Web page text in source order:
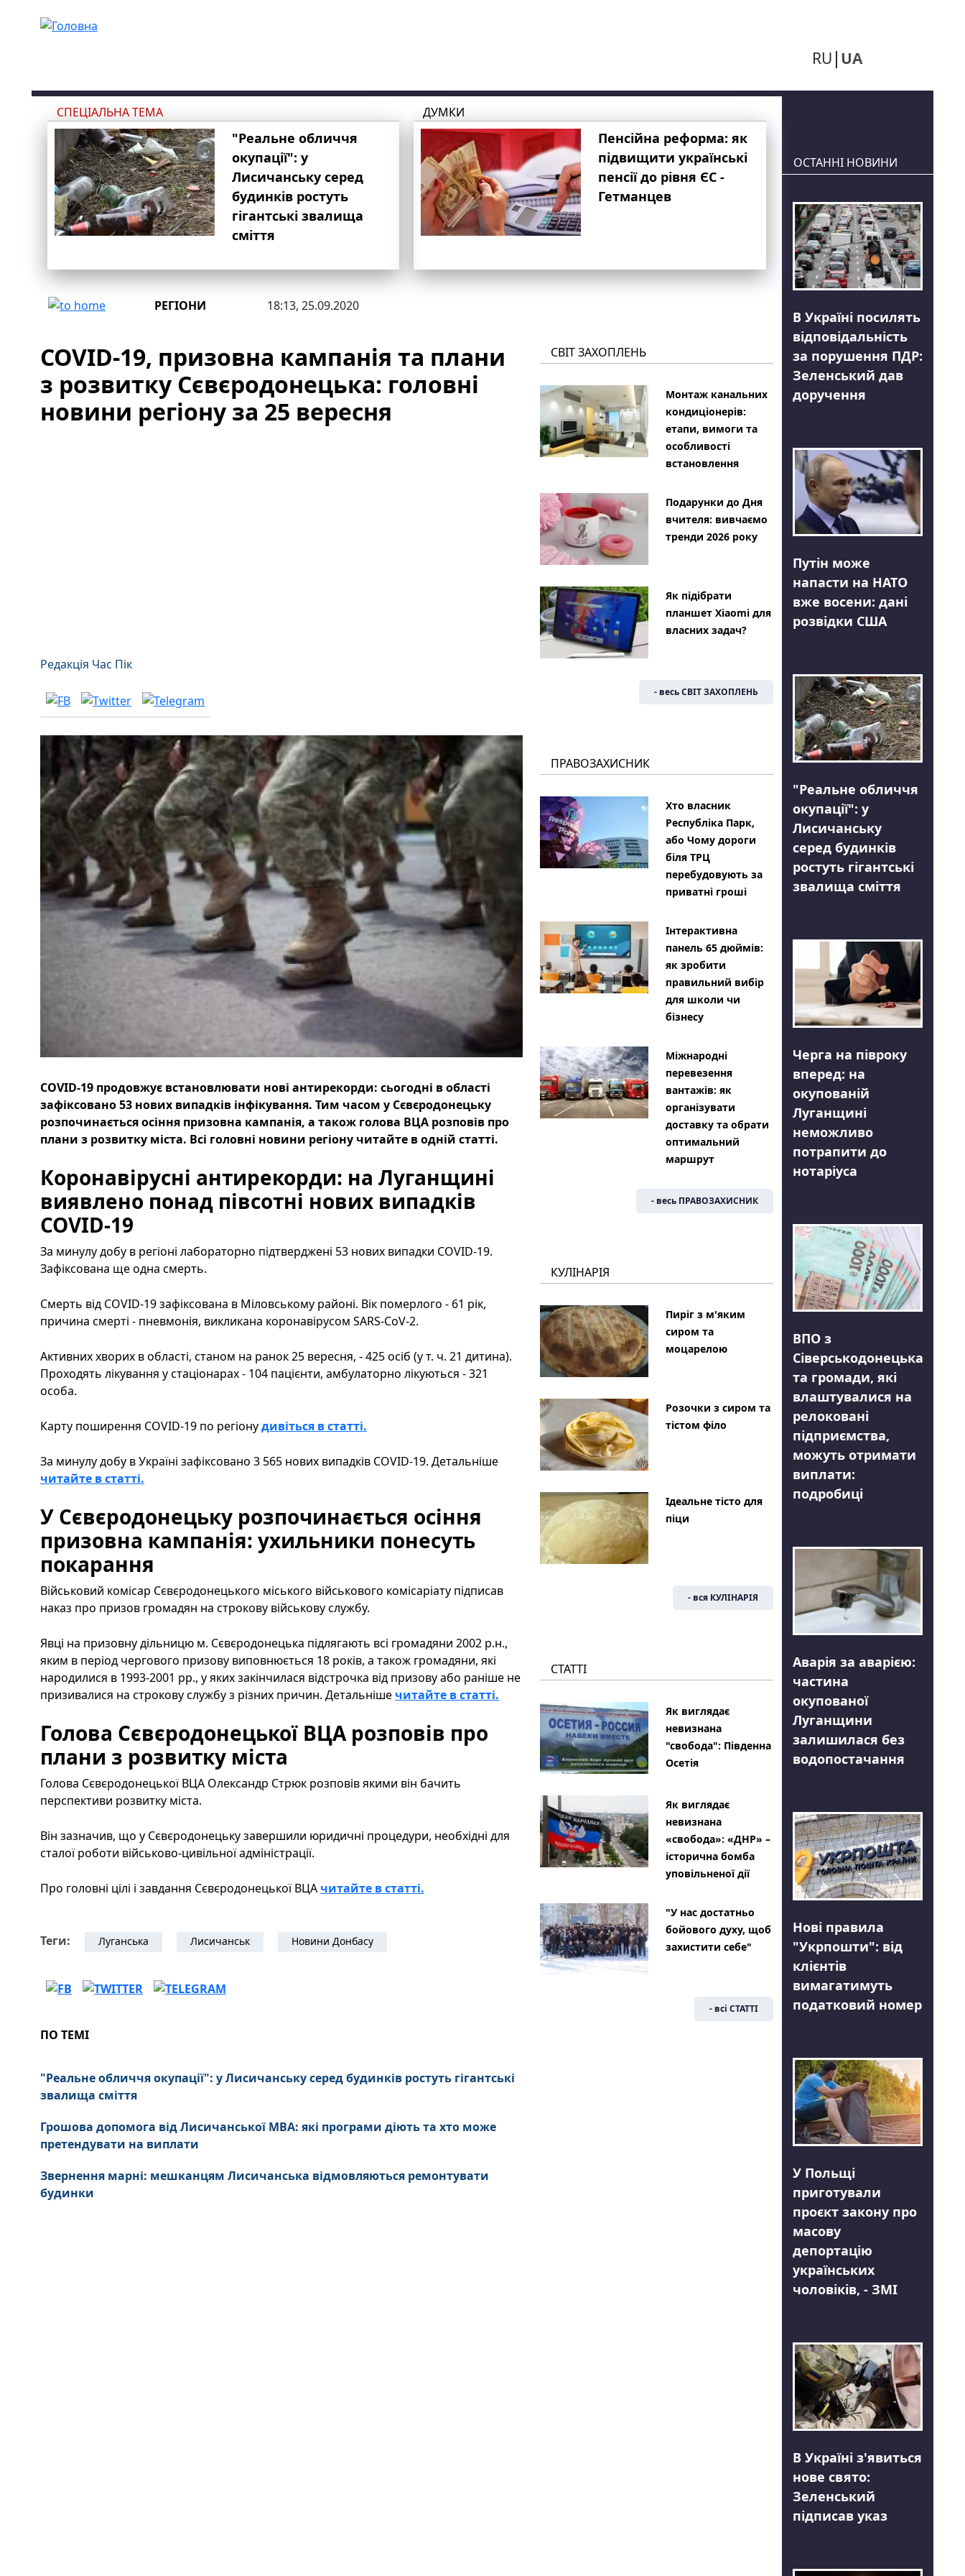
RU UA
СПЕЦІАЛЬНА ТЕМА
"Реальне обличчя
окупації": у
Лисичанську серед
будинків ростуть
гігантські звалища
сміття
ДУМКИ
Пенсійна реформа: як
підвищити українські
пенсії до рівня ЄС -
Гетманцев
РЕГІОНИ 18:13, 25.09.2020
COVID-19, призовна кампанія та плани
з розвитку Сєвєродонецька: головні
новини регіону за 25 вересня
Редакція Час Пік
COVID-19 продовжує встановлювати нові антирекорди: сьогодні в області
зафіксовано 53 нових випадків інфікування. Тим часом у Сєвєродонецьку
розпочинається осіння призовна кампанія, а також голова ВЦА розповів про
плани з розвитку міста. Всі головні новини регіону читайте в одній статті.
Коронавірусні антирекорди: на Луганщині
виявлено понад півсотні нових випадків
COVID-19
За минулу добу в регіоні лабораторно підтверджені 53 нових випадки COVID-19.
Зафіксована ще одна смерть.
Смерть від COVID-19 зафіксована в Міловському районі. Вік померлого - 61 рік,
причина смерті - пневмонія, викликана коронавірусом SARS-CoV-2.
Активних хворих в області, станом на ранок 25 вересня, - 425 осіб (у т. ч. 21 дитина).
Проходять лікування у стаціонарах - 104 пацієнти, амбулаторно лікуються - 321
особа.
Карту поширення COVID-19 по регіонудивіться в статті.
За минулу добу в Україні зафіксовано 3 565 нових випадків COVID-19. Детальніше
читайте в статті.
У Сєвєродонецьку розпочинається осіння
призовна кампанія: ухильники понесуть
покарання
Військовий комісар Сєвєродонецького міського військового комісаріату підписав
наказ про призов громадян на строкову військову службу.
Явці на призовну дільницю м. Сєвєродонецька підлягають всі громадяни 2002 р.н.,
яким в період чергового призову виповнюється 18 років, а також громадяни, які
народилися в 1993-2001 рр., у яких закінчилася відстрочка від призову або раніше не
призивалися на строкову службу з різних причин. Детальніше читайте в статті.
Голова Сєвєродонецької ВЦА розповів про
плани з розвитку міста
Голова Сєвєродонецької ВЦА Олександр Стрюк розповів якими він бачить
перспективи розвитку міста.
Він зазначив, що у Сєвєродонецьку завершили юридичні процедури, необхідні для
сталої роботи військово-цивільної адміністрації.
Про головні цілі і завдання Сєвєродонецької ВЦА читайте в статті.
Теги: Луганська Лисичанськ Новини Донбасу
ПО ТЕМІ
"Реальне обличчя окупації": у Лисичанську серед будинків ростуть гігантські
звалища сміття
Грошова допомога від Лисичанської МВА: які програми діють та хто може
претендувати на виплати
Звернення марні: мешканцям Лисичанська відмовляються ремонтувати
будинки
СВІТ ЗАХОПЛЕНЬ
Монтаж канальних
кондиціонерів:
етапи, вимоги та
особливості
встановлення
Подарунки до Дня
вчителя: вивчаємо
тренди 2026 року
Як підібрати
планшет Xiaomi для
власних задач?
- весь СВІТ ЗАХОПЛЕНЬ
ПРАВОЗАХИСНИК
Хто власник
Республіка Парк,
або Чому дороги
біля ТРЦ
перебудовують за
приватні гроші
Інтерактивна
панель 65 дюймів:
як зробити
правильний вибір
для школи чи
бізнесу
Міжнародні
перевезення
вантажів: як
організувати
доставку та обрати
оптимальний
маршрут
- весь ПРАВОЗАХИСНИК
КУЛІНАРІЯ
Пиріг з м'яким
сиром та
моцарелою
Розочки з сиром та
тістом філо
Ідеальне тісто для
піци
- вся КУЛІНАРІЯ
СТАТТІ
Як виглядає
невизнана
"свобода": Південна
Осетія
Як виглядає
невизнана
«свобода»: «ДНР» –
історична бомба
уповільненої дії
"У нас достатньо
бойового духу, щоб
захистити себе"
- всі СТАТТІ
ОСТАННІ НОВИНИ
В Україні посилять
відповідальність
за порушення ПДР:
Зеленський дав
доручення
Путін може
напасти на НАТО
вже восени: дані
розвідки США
"Реальне обличчя
окупації": у
Лисичанську
серед будинків
ростуть гігантські
звалища сміття
Черга на півроку
вперед: на
окупованій
Луганщині
неможливо
потрапити до
нотаріуса
ВПО з
Сіверськодонецька
та громади, які
влаштувалися на
релоковані
підприємства,
можуть отримати
виплати:
подробиці
Аварія за аварією:
частина
окупованої
Луганщини
залишилася без
водопостачання
Нові правила
"Укрпошти": від
клієнтів
вимагатимуть
податковий номер
У Польщі
приготували
проєкт закону про
масову
депортацію
українських
чоловіків, - ЗМІ
В Україні з'явиться
нове свято:
Зеленський
підписав указ